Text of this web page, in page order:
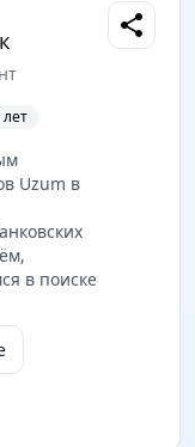
Uzum в
в поиске
share